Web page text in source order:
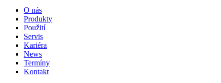
O nás
Produkty
Použití
Servis
Kariéra
News
Termíny
Kontakt